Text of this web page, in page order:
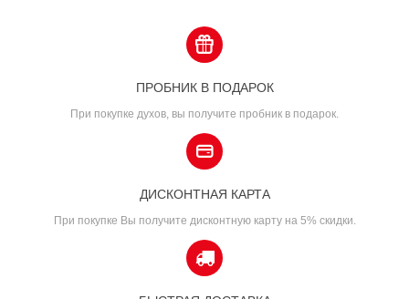
ПРОБНИК В ПОДАРОК
При покупке духов, вы получите пробник в подарок.
ДИСКОНТНАЯ КАРТА
При покупке Вы получите дисконтную карту на 5% скидки.